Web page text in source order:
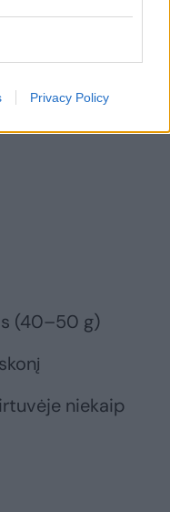
Privacy Policy
nuotraukų (1)
(40–50 g)
niekaip